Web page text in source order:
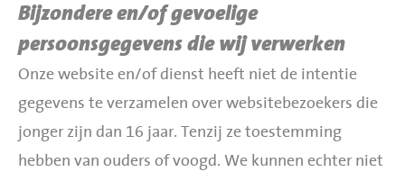
Bijzondere en/of gevoelige
persoonsgegevens die wij verwerken
Onze website en/of dienst heeft niet de intentie
gegevens te verzamelen over websitebezoekers die
jonger zijn dan 16 jaar. Tenzij ze toestemming
hebben van ouders of voogd. We kunnen echter niet